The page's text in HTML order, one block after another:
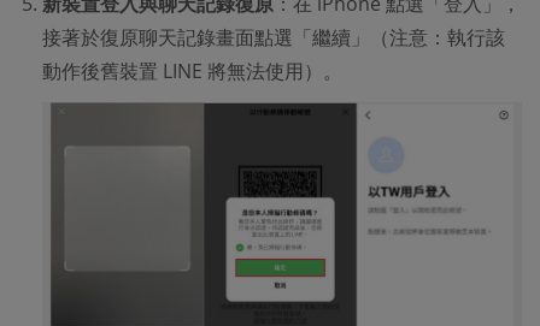
接著於復原聊天記錄畫面點選「繼續」（注意：執行該
動作後舊裝置 LINE 將無法使用）。